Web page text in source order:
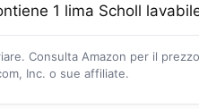
1 lima Scholl
Consulta Amazon per il
Inc. o sue affiliate.